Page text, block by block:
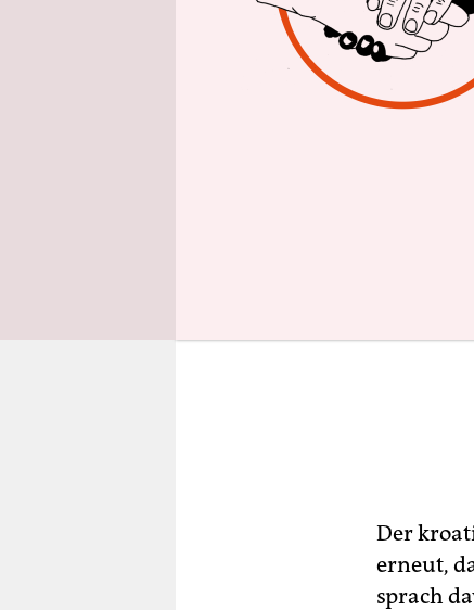
eine
von wo
Der
erneut,
sprach